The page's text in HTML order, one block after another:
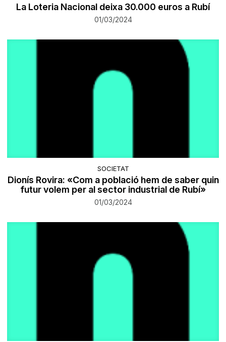
La Loteria Nacional deixa 30.000 euros a Rubí
01/03/2024
SOCIETAT
Dionís Rovira: «Com a població hem de saber quin
futur volem per al sector industrial de Rubí»
01/03/2024